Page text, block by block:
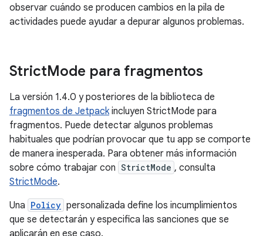
observar cuándo se producen cambios en la pila de
actividades puede ayudar a depurar algunos problemas.
StrictMode para fragmentos
La versión 1.4.0 y posteriores de la biblioteca de
fragmentos de Jetpackincluyen StrictMode para
fragmentos. Puede detectar algunos problemas
habituales que podrían provocar que tu app se comporte
de manera inesperada. Para obtener más información
sobre cómo trabajar con StrictMode , consulta
StrictMode.
Una Policy personalizada define los incumplimientos
que se detectarán y especifica las sanciones que se
aplicarán en ese caso.